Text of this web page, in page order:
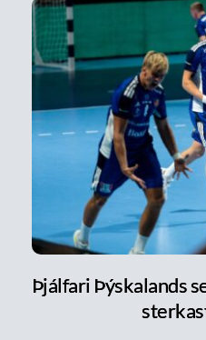
Þjálfari Þýskalands